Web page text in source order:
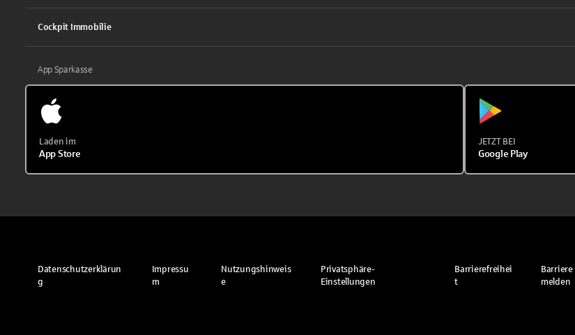
Cockpit Immobilie
App Sparkasse
Laden im
App Store
JETZT BEI
Google Play
Datenschutzerklärun
g
Impressu
m
Nutzungshinweis
e
Privatsphäre-
Einstellungen
Barrierefreihei
t
Barriere
melden